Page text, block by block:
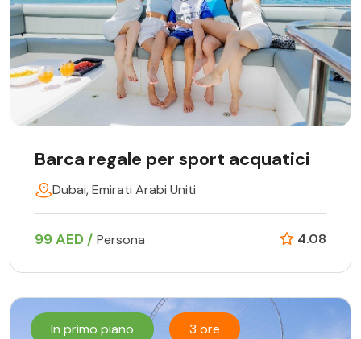
Barca regale per sport acquatici
Dubai, Emirati Arabi Uniti
99 AED / Persona 4.08
In primo piano 3 ore